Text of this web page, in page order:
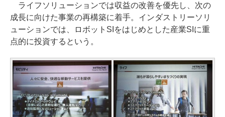
ライフソリューションでは収益の改善を優先し、次の
成長に向けた事業の再構築に着手。インダストリーソリ
ューションでは、ロボットSIをはじめとした産業SIに重
点的に投資するという。